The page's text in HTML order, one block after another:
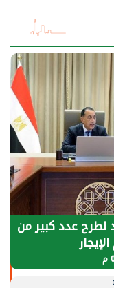
عدد كبير من